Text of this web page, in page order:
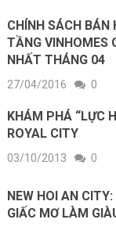
CHÍNH SÁCH BÁN
TẦNG VINHOMES
NHẤT THÁNG 04
27/04/2016 0
KHÁM PHÁ “LỰC
ROYAL CITY
03/10/2013 0
NEW HOI AN
GIẤC MƠ LÀM